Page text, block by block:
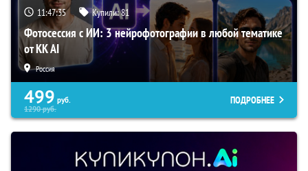
11:47:35 Купили:81
Фотосессия с ИИ: 3 нейрофотографии в любой тематике
от KK AI
Россия
499 руб.
1290руб.
ПОДРОБНЕЕ